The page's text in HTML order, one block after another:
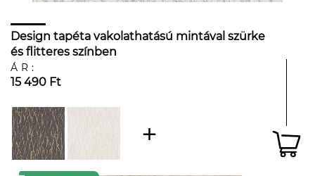
Design tapéta vakolathatású mintával szürke
és flitteres színben
ÁR:
15 490 Ft